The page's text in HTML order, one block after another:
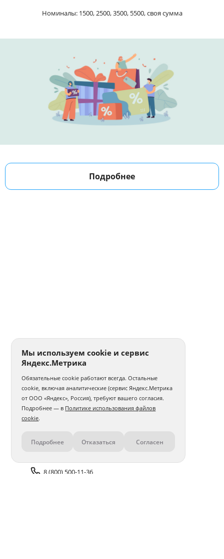
Номиналы: 1500, 2500, 3500, 5500, своя сумма
Подробнее
Контакты
8 (800) 500-11-36
Мы используем cookie и сервис
Яндекс.Метрика
Обязательные cookie работают всегда. Остальные
cookie, включая аналитические (сервис Яндекс.Метрика
от ООО «Яндекс», Россия), требуют вашего согласия.
Подробнее — в Политике использования файлов
cookie.
Подробнее Отказаться Согласен